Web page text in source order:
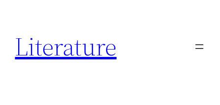
Literature